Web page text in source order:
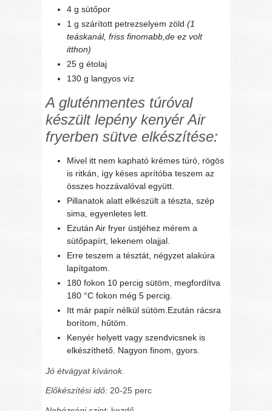
4 g sütőpor
1 g szárított petrezselyem zöld (1
teáskanál, friss finomabb,de ez volt
itthon)
25 g étolaj
130 g langyos víz
A gluténmentes túróval
készült lepény kenyér Air
fryerben sütve elkészítése:
Mivel itt nem kapható krémes túró, rögös
is ritkán, így késes aprítóba teszem az
összes hozzávalóval együtt.
Pillanatok alatt elkészült a tészta, szép
sima, egyenletes lett.
Ezután Air fryer üstjéhez mérem a
sütőpapírt, lekenem olajjal.
Erre teszem a tésztát, négyzet alakúra
lapítgatom.
180 fokon 10 percig sütöm, megfordítva
180 °C fokon még 5 percig.
Itt már papír nélkül sütöm.Ezután rácsra
borítom, hűtöm.
Kenyér helyett vagy szendvicsnek is
elkészíthető. Nagyon finom, gyors.
Jó étvágyat kívánok.
Előkészítési idő: 20-25 perc